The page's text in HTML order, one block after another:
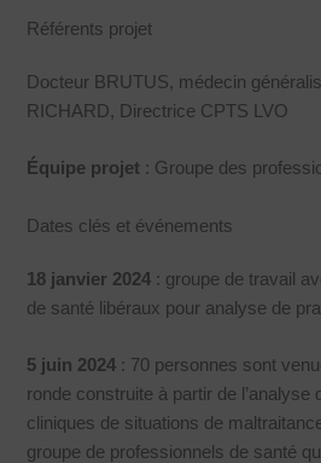
Référents projet
Docteur BRUTUS, médecin
RICHARD, Directrice CPTS LVO
Équipe projet : Groupe des
Dates clés et événements
18 janvier 2024 : groupe de travail
de santé libéraux pour analyse de
5 juin 2024 : 70 personnes sont
ronde construite à partir de l’analyse
cliniques de situations de
groupe de professionnels de santé